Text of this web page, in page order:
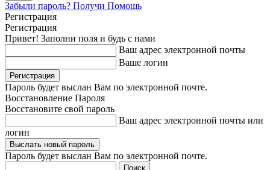
Забыли пароль? Получи Помощь
Регистрация
Регистрация
Привет! Заполни поля и будь с нами
Ваш адрес электронной почты
Ваше логин
Пароль будет выслан Вам по электронной почте.
Восстановление Пароля
Восстановите свой пароль
Ваш адрес электронной почты или
логин
Пароль будет выслан Вам по электронной почте.